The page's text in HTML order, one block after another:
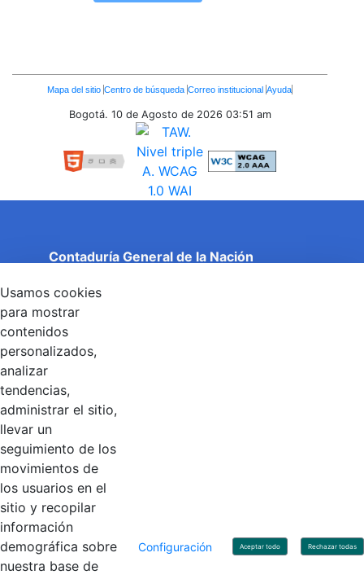
Enlaces
Inferiores
Mapa del sitio Centro de búsqueda Correo institucional Ayuda
Bogotá. 10 de Agosto de 2026 03:51 am
Contaduría General de la Nación
Entidad adscrita al Ministerio de Hacienda y Crédito
Público
Torre 1 (Aire) - Piso 15, Bogotá D.C., Colombia
Código Postal: 111071
Linkedin
Contacto
Línea de servicio al ciudadano: +57(601) 492 64 00
Correo Institucional:
Correo de notificaciones judiciales:
notificacionjudicial@contaduria.gov.co
Correo de Asuntos disciplinarios:
Usamos cookies
para mostrar
contenidos
personalizados,
analizar
tendencias,
administrar el sitio,
llevar un
seguimiento de los
movimientos de
los usuarios en el
sitio y recopilar
información
demográfica sobre
nuestra base de
Configuración Aceptar todo Rechazar todas